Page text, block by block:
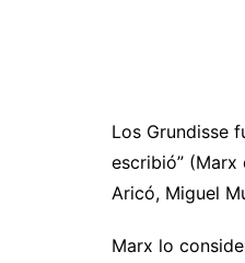
Los Grundisse
escribió” (Marx
Aricó, Miguel
Marx lo